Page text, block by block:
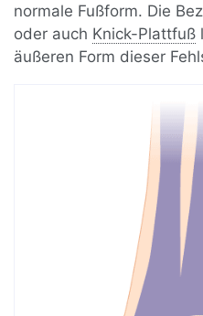
normale Fußform. Die
oder auch Knick-Plattfuß
äußeren Form dieser